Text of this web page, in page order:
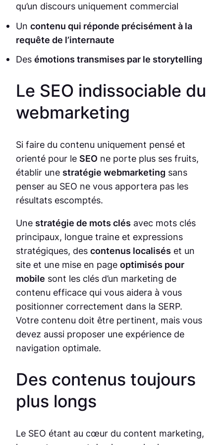
qu’un discours uniquement commercial
Un contenu qui réponde précisément à la
requête de l’internaute
Des émotions transmises par le storytelling
Le SEO indissociable du
webmarketing
Si faire du contenu uniquement pensé et
orienté pour le SEO ne porte plus ses fruits,
établir une stratégie webmarketing sans
penser au SEO ne vous apportera pas les
résultats escomptés.
Une stratégie de mots clés avec mots clés
principaux, longue traine et expressions
stratégiques, des contenus localisés et un
site et une mise en page optimisés pour
mobile sont les clés d’un marketing de
contenu efficace qui vous aidera à vous
positionner correctement dans la SERP.
Votre contenu doit être pertinent, mais vous
devez aussi proposer une expérience de
navigation optimale.
Des contenus toujours
plus longs
Le SEO étant au cœur du content marketing,